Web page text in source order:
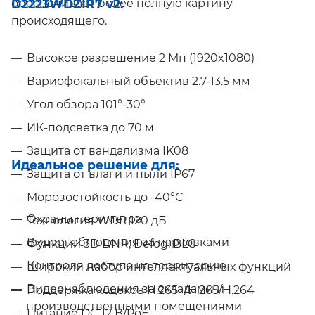
обеспечивает более полную картину
происходящего.
D2223WDZIR7 v2:
Высокое разрешение 2 Мп (1920x1080)
Вариофокальный объектив 2.7-13.5 мм
Угол обзора 101°-30°
ИК-подсветка до 70 м
Защита от вандализма IK08
Защита от влаги и пыли IP67
Морозостойкость до -40°C
Технология WDR 120 дБ
Функции 3D DNR, Defog, BLC
Широкий набор интеллектуальных функций
Поддержка кодеков H.265+/H.265/H.264
Идеальное решение для:
Охраны периметра
Видеонаблюдения за парковками
Контроля доступа на территорию
Видеонаблюдения за складами и
производственными помещениями